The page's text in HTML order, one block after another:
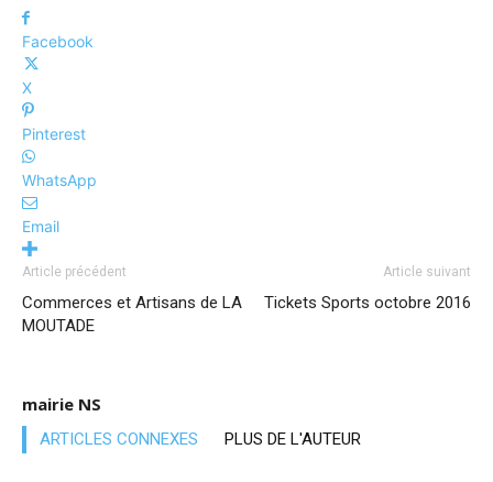
Facebook
X
Pinterest
WhatsApp
Email
Article précédent
Commerces et Artisans de LA
MOUTADE
Article suivant
Tickets Sports octobre 2016
mairie NS
ARTICLES CONNEXES PLUS DE L'AUTEUR